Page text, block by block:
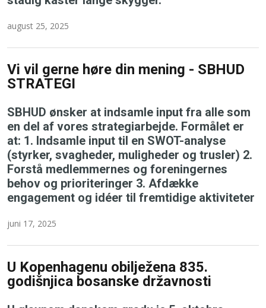
august 25, 2025
Vi vil gerne høre din mening - SBHUD
STRATEGI
SBHUD ønsker at indsamle input fra alle som
en del af vores strategiarbejde. Formålet er
at: 1. Indsamle input til en SWOT-analyse
(styrker, svagheder, muligheder og trusler) 2.
Forstå medlemmernes og foreningernes
behov og prioriteringer 3. Afdække
engagement og idéer til fremtidige aktiviteter
juni 17, 2025
U Kopenhagenu obilježena 835.
godišnjica bosanske državnosti